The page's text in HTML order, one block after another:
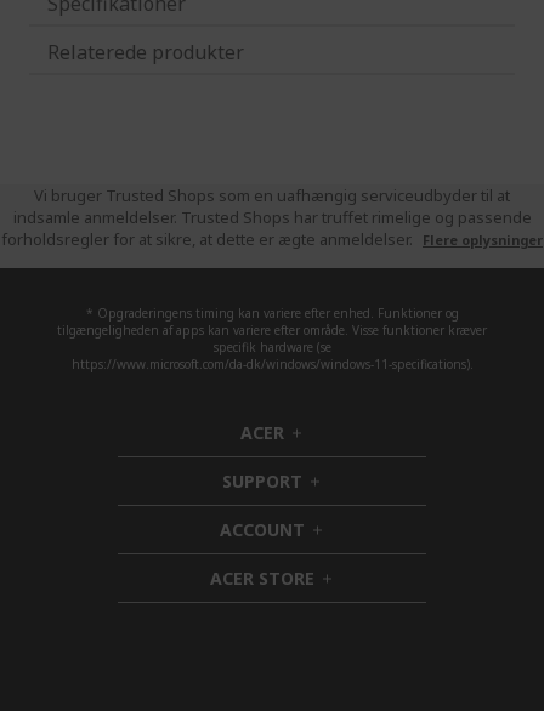
Relaterede produkter
Vi bruger Trusted Shops som en uafhængig serviceudbyder til at
indsamle anmeldelser. Trusted Shops har truffet rimelige og passende
forholdsregler for at sikre, at dette er ægte anmeldelser.
Flere oplysninger
* Opgraderingens timing kan variere efter enhed. Funktioner og
tilgængeligheden af apps kan variere efter område. Visse funktioner kræver
specifik hardware (se
https://www.microsoft.com/da-dk/windows/windows-11-specifications).
ACER h
i
d
d
e
n
SUPPORT h
i
d
e
n
ACCOUNT h
i
d
d
ACER STORE h
i